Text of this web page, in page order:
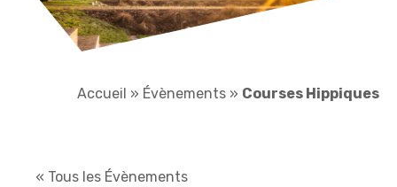
Accueil » Évènements » Courses Hippiques
« Tous les Évènements